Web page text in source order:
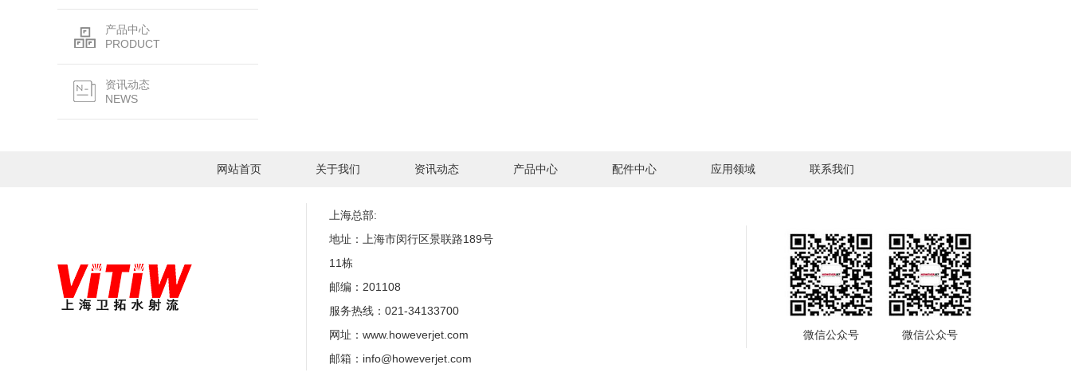
产品中心
PRODUCT
资讯动态
NEWS
网站首页 关于我们 资讯动态 产品中心 配件中心 应用领域 联系我们
上海总部:
地址：上海市闵行区景联路189号
11栋
邮编：201108
服务热线：021-34133700
网址：www.howeverjet.com
邮箱：info@howeverjet.com
微信公众号 微信公众号